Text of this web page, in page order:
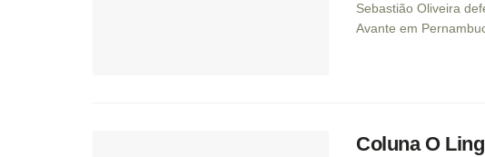
Sebastião Oliveira
Avante em
Coluna O